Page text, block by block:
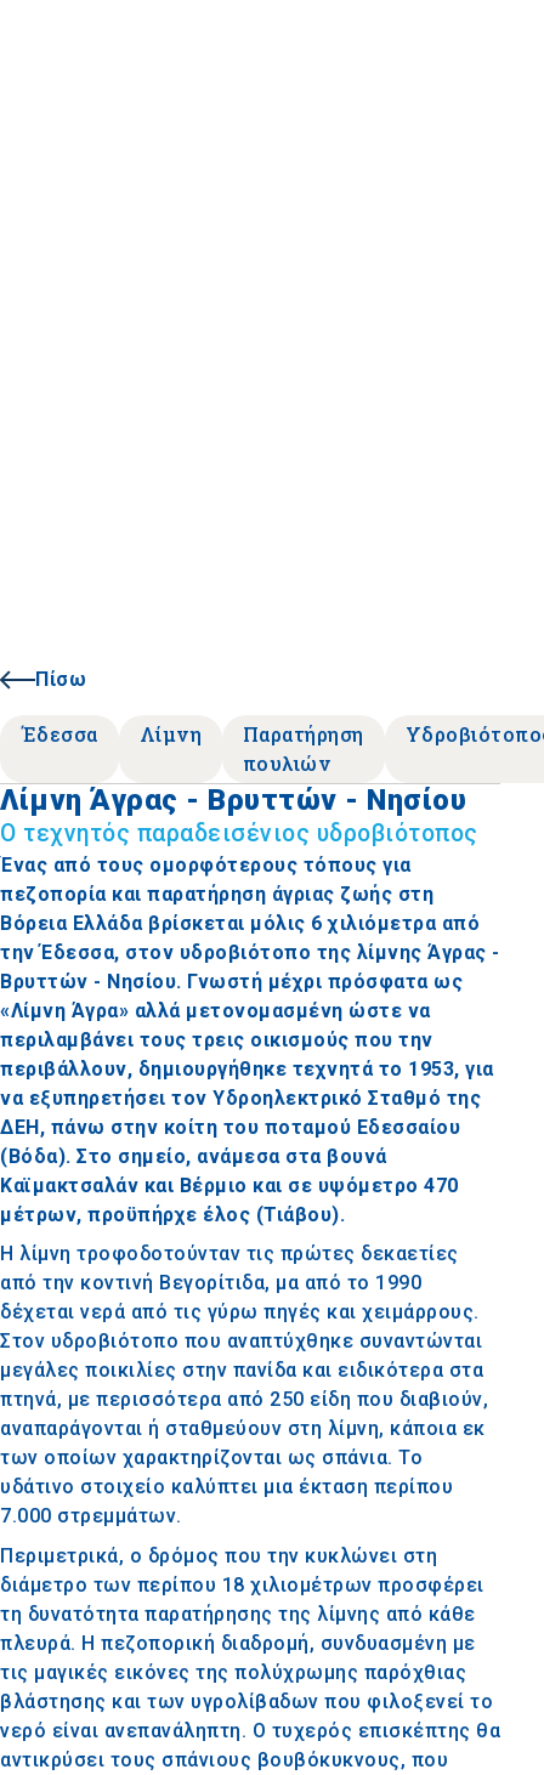
Πίσω
Έδεσσα Λίμνη
Παρατήρηση
πουλιών
Λίμνη Άγρας - Βρυττών - Νησίου
Ο τεχνητός παραδεισένιος υδροβιότοπος
Ένας από τους ομορφότερους τόπους για
πεζοπορία και παρατήρηση άγριας ζωής στη
Βόρεια Ελλάδα βρίσκεται μόλις 6 χιλιόμετρα από
την Έδεσσα, στον υδροβιότοπο της λίμνης Άγρας -
Βρυττών - Νησίου. Γνωστή μέχρι πρόσφατα ως
«Λίμνη Άγρα» αλλά μετονομασμένη ώστε να
περιλαμβάνει τους τρεις οικισμούς που την
περιβάλλουν, δημιουργήθηκε τεχνητά το 1953, για
να εξυπηρετήσει τον Υδροηλεκτρικό Σταθμό της
ΔΕΗ, πάνω στην κοίτη του ποταμού Εδεσσαίου
(Βόδα). Στο σημείο, ανάμεσα στα βουνά
Καϊμακτσαλάν και Βέρμιο και σε υψόμετρο 470
μέτρων, προϋπήρχε έλος (Τιάβου).
Η λίμνη τροφοδοτούνταν τις πρώτες δεκαετίες
από την κοντινή Βεγορίτιδα, μα από το 1990
δέχεται νερά από τις γύρω πηγές και χειμάρρους.
Στον υδροβιότοπο που αναπτύχθηκε συναντώνται
μεγάλες ποικιλίες στην πανίδα και ειδικότερα στα
πτηνά, με περισσότερα από 250 είδη που διαβιούν,
αναπαράγονται ή σταθμεύουν στη λίμνη, κάποια εκ
των οποίων χαρακτηρίζονται ως σπάνια. Το
υδάτινο στοιχείο καλύπτει μια έκταση περίπου
7.000 στρεμμάτων.
Περιμετρικά, ο δρόμος που την κυκλώνει στη
διάμετρο των περίπου 18 χιλιομέτρων προσφέρει
τη δυνατότητα παρατήρησης της λίμνης από κάθε
πλευρά. Η πεζοπορική διαδρομή, συνδυασμένη με
τις μαγικές εικόνες της πολύχρωμης παρόχθιας
βλάστησης και των υγρολίβαδων που φιλοξενεί το
νερό είναι ανεπανάληπτη. Ο τυχερός επισκέπτης θα
αντικρύσει τους σπάνιους βουβόκυκνους, που